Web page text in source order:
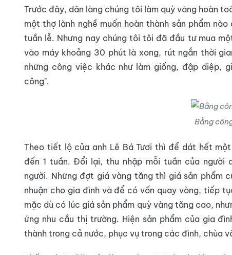
Trước đây, dân làng chúng tôi làm quỳ vàng hoàn
một thợ lành nghề muốn hoàn thành sản phẩm
tuần lễ. Nhưng nay chúng tôi tôi đã đầu tư mua
vào máy khoảng 30 phút là xong, rút ngắn thời
những công việc khác như làm giống, đập diệp,
công".
Bằng
Theo tiết lộ của anh Lê Bá Tươi thì để dát hết
đến 1 tuần. Đổi lại, thu nhập mỗi tuần của
người. Những đợt giá vàng tăng thì giá sản phẩm
nhuận cho gia đình và để có vốn quay vòng, tiếp
mặc dù có lúc giá sản phẩm quỳ vàng tăng cao,
ứng nhu cầu thị trường. Hiện sản phẩm của gia
thành trong cả nước, phục vụ trong các đình, chùa